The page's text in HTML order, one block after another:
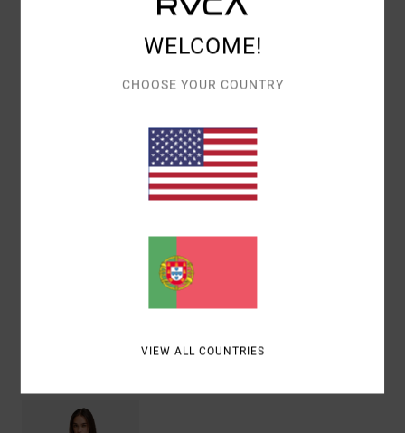
EVJZT00173 Código de Cor
Algodão orgânico [160 g/m²]
Oversized
Artes frontais serigrafada com tinta à base de água
WELCOME!
CHOOSE YOUR COUNTRY
VIEW ALL COUNTRIES